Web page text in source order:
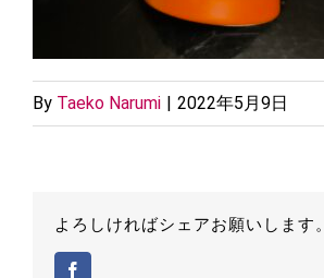
By Taeko Narumi | 2022年5月9日
よろしければシェアお願いします。